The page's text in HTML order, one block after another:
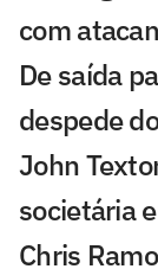
com
De saída
despede
John
societária
Chris